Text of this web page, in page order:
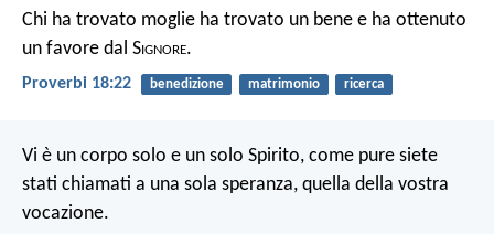
Chi ha trovato moglie ha trovato un bene e ha ottenuto
un favore dal Signore.
Proverbi 18:22 benedizione matrimonio ricerca
Vi è un corpo solo e un solo Spirito, come pure siete
stati chiamati a una sola speranza, quella della vostra
vocazione.